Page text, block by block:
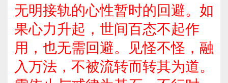
无明接轨的心性暂时的回避。如
果心力升起，世间百态不起作
用，也无需回避。见怪不怪，融
入万法，不被流转而转其为道。